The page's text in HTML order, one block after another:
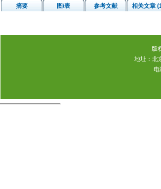
摘要 图/表 参考文献 相关文章
版
地址：北
电